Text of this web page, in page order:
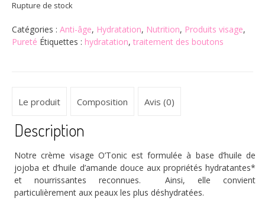
Rupture de stock
Catégories : Anti-âge, Hydratation, Nutrition, Produits visage,
Pureté Étiquettes : hydratation, traitement des boutons
Le produit Composition Avis (0)
Description
Notre crème visage O’Tonic est formulée à base d’huile de
jojoba et d’huile d’amande douce aux propriétés hydratantes*
et nourrissantes reconnues. Ainsi, elle convient
particulièrement aux peaux les plus déshydratées.